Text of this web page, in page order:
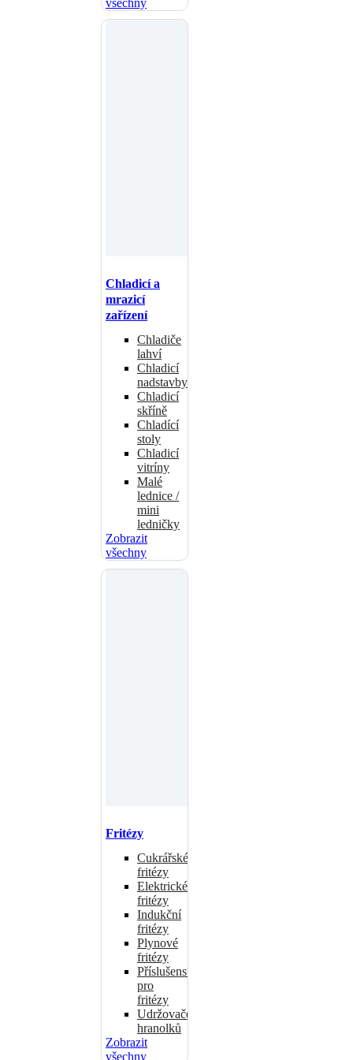
Chladicí a
mrazicí
zařízení
Chladiče
lahví
Chladicí
nadstavby
Chladicí
skříně
Chladící
stoly
Chladicí
vitríny
Malé
lednice /
mini
ledničky
Zobrazit
všechny
Fritézy
Cukrářské
fritézy
Elektrické
fritézy
Indukční
fritézy
Plynové
fritézy
Příslušenství
pro
fritézy
Udržovače
hranolků
Zobrazit
všechny